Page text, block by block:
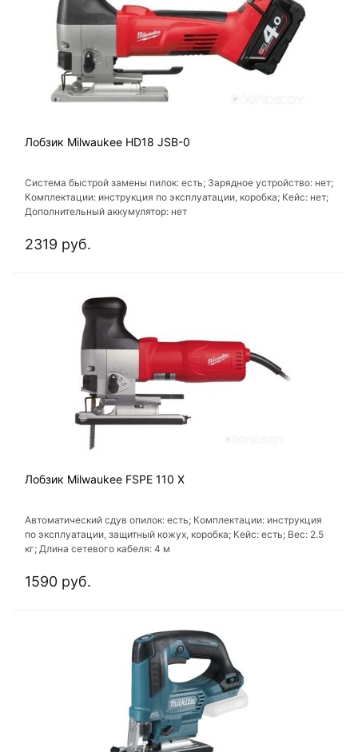
Лобзик Milwaukee HD18 JSB-0
Система быстрой замены пилок: есть; Зарядное устройство: нет;
Комплектации: инструкция по эксплуатации, коробка; Кейс: нет;
Дополнительный аккумулятор: нет
2319 руб.
Лобзик Milwaukee FSPE 110 X
Автоматический сдув опилок: есть; Комплектации: инструкция
по эксплуатации, защитный кожух, коробка; Кейс: есть; Вес: 2.5
кг; Длина сетевого кабеля: 4 м
1590 руб.